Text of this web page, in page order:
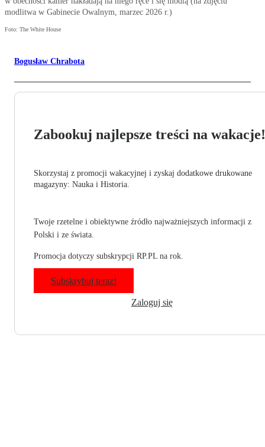
modlitwa w Gabinecie Owalnym, marzec 2026 r.)
Foto: The White House
Bogusław Chrabota
Zabookuj najlepsze treści na wakacje!
Skorzystaj z promocji wakacyjnej i zyskaj dodatkowe drukowane
magazyny: Nauka i Historia.
Twoje rzetelne i obiektywne źródło najważniejszych informacji z
Polski i ze świata.
Promocja dotyczy subskrypcji RP.PL na rok.
Subskrybuj teraz!
Zaloguj się